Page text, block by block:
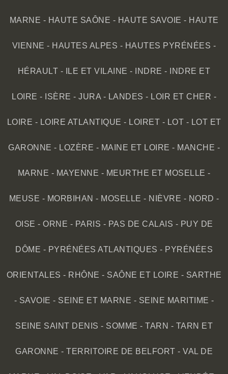
MARNE - HAUTE SAÔNE - HAUTE SAVOIE - HAUTE
VIENNE - HAUTES ALPES - HAUTES PYRÉNÉES -
HÉRAULT - ILE ET VILAINE - INDRE - INDRE ET
LOIRE - ISÈRE - JURA - LANDES - LOIR ET CHER -
LOIRE - LOIRE ATLANTIQUE - LOIRET - LOT - LOT ET
GARONNE - LOZÈRE - MAINE ET LOIRE - MANCHE -
MARNE - MAYENNE - MEURTHE ET MOSELLE -
MEUSE - MORBIHAN - MOSELLE - NIÈVRE - NORD -
OISE - ORNE - PARIS - PAS DE CALAIS - PUY DE
DÔME - PYRÉNÉES ATLANTIQUES - PYRÉNÉES
ORIENTALES - RHÔNE - SAÔNE ET LOIRE - SARTHE
- SAVOIE - SEINE ET MARNE - SEINE MARITIME -
SEINE SAINT DENIS - SOMME - TARN - TARN ET
GARONNE - TERRITOIRE DE BELFORT - VAL DE